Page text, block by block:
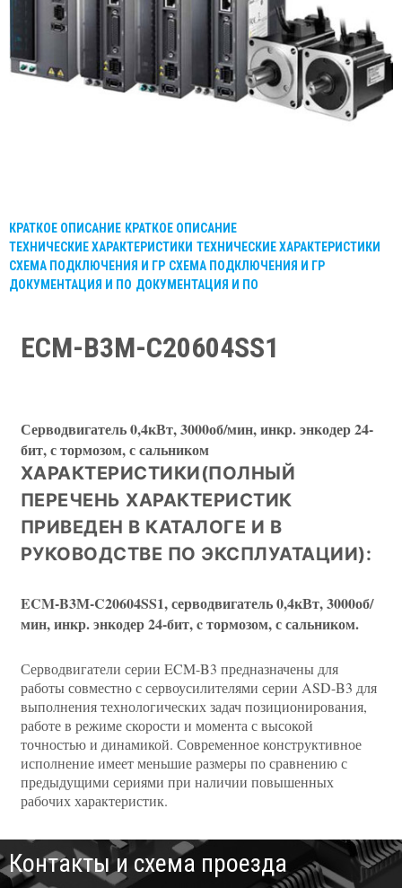
КРАТКОЕ ОПИСАНИЕ КРАТКОЕ ОПИСАНИЕ
ТЕХНИЧЕСКИЕ ХАРАКТЕРИСТИКИ ТЕХНИЧЕСКИЕ ХАРАКТЕРИСТИКИ
СХЕМА ПОДКЛЮЧЕНИЯ И ГР СХЕМА ПОДКЛЮЧЕНИЯ И ГР
ДОКУМЕНТАЦИЯ И ПО ДОКУМЕНТАЦИЯ И ПО
ECM-B3M-C20604SS1
Серводвигатель 0,4кВт, 3000об/мин, инкр. энкодер 24-
бит, с тормозом, с сальником
ХАРАКТЕРИСТИКИ(ПОЛНЫЙ
ПЕРЕЧЕНЬ ХАРАКТЕРИСТИК
ПРИВЕДЕН В КАТАЛОГЕ И В
РУКОВОДСТВЕ ПО ЭКСПЛУАТАЦИИ):
ECM-B3М-C20604SS1, серводвигатель 0,4кВт, 3000об/
мин, инкр. энкодер 24-бит, c тормозом, с сальником.
Серводвигатели серии ECM-B3 предназначены для
работы совместно с сервоусилителями серии ASD-B3 для
выполнения технологических задач позиционирования,
работе в режиме скорости и момента с высокой
точностью и динамикой. Современное конструктивное
исполнение имеет меньшие размеры по сравнению с
предыдущими сериями при наличии повышенных
рабочих характеристик.
Контакты и схема проезда